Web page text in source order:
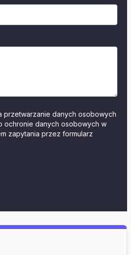
przetwarzanie danych osobowych
ochronie danych osobowych w
zapytania przez formularz